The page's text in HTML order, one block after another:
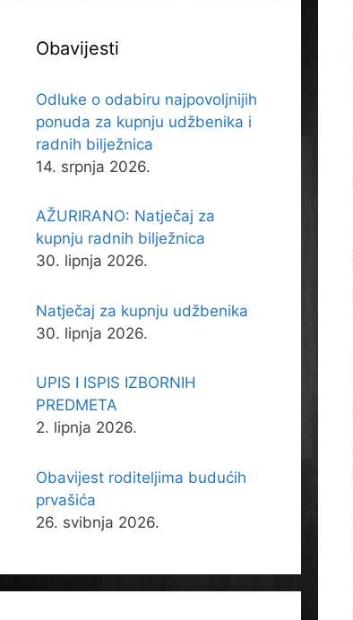
Obavijesti
Odluke o odabiru najpovoljnijih
ponuda za kupnju udžbenika i
radnih bilježnica
14. srpnja 2026.
AŽURIRANO: Natječaj za
kupnju radnih bilježnica
30. lipnja 2026.
Natječaj za kupnju udžbenika
30. lipnja 2026.
UPIS I ISPIS IZBORNIH
PREDMETA
2. lipnja 2026.
Obavijest roditeljima budućih
prvašića
26. svibnja 2026.